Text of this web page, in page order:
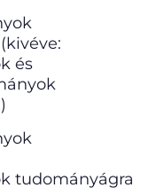
és
tudományágra